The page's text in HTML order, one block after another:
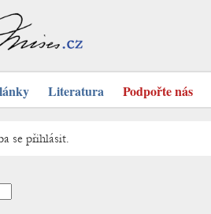
Literatura Podpořte nás
se přihlásit.